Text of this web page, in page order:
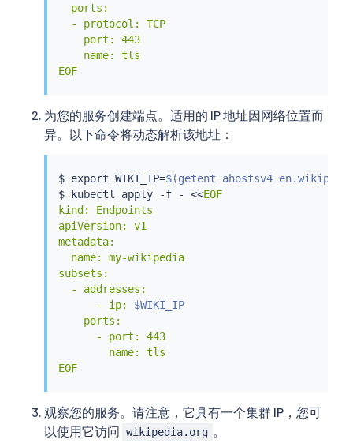
  ports:
  - protocol: TCP
    port: 443
    name: tls
EOF
为您的服务创建端点。适用的 IP 地址因网络位置而
异。以下命令将动态解析该地址：
$ export WIKI_IP=$(getent ahostsv4
$
kubectl apply -f - <<EOF
kind: Endpoints
apiVersion: v1
metadata:
  name: my-wikipedia
subsets:
  - addresses:
      - ip:
$WIKI_IP
    ports:
      - port: 443
        name: tls
EOF
观察您的服务。请注意，它具有一个集群 IP，您可
以使用它访问 wikipedia.org 。